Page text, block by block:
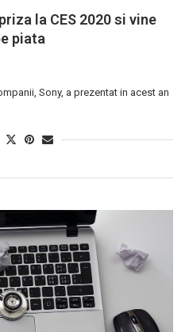
la CES 2020 si vine
piata
Sony, a prezentat in acest an